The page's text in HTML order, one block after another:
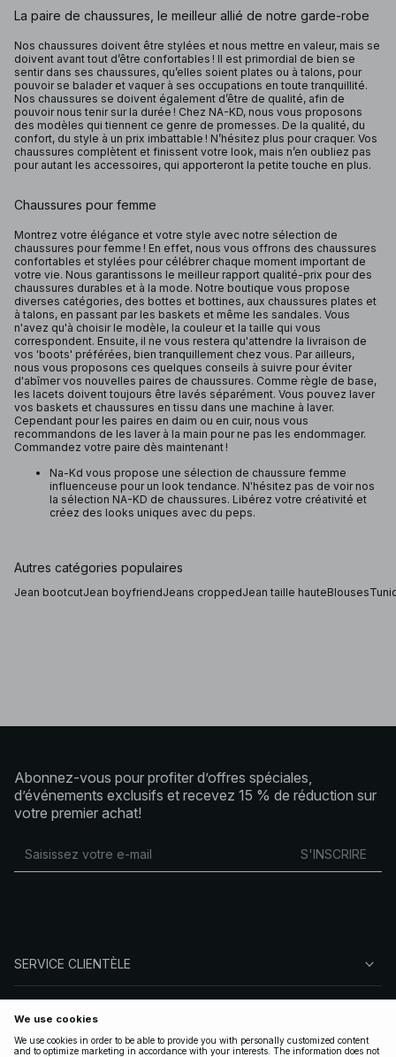
La paire de chaussures, le meilleur allié de notre garde-robe
Nos chaussures doivent être stylées et nous mettre en valeur, mais se
doivent avant tout d’être confortables ! Il est primordial de bien se
sentir dans ses chaussures, qu’elles soient plates ou à talons, pour
pouvoir se balader et vaquer à ses occupations en toute tranquillité.
Nos chaussures se doivent également d’être de qualité, afin de
pouvoir nous tenir sur la durée ! Chez NA-KD, nous vous proposons
des modèles qui tiennent ce genre de promesses. De la qualité, du
confort, du style à un prix imbattable ! N’hésitez plus pour craquer. Vos
chaussures complètent et finissent votre look, mais n’en oubliez pas
pour autant les accessoires, qui apporteront la petite touche en plus.
Chaussures pour femme
Montrez votre élégance et votre style avec notre sélection de
chaussures pour femme ! En effet, nous vous offrons des chaussures
confortables et stylées pour célébrer chaque moment important de
votre vie. Nous garantissons le meilleur rapport qualité-prix pour des
chaussures durables et à la mode. Notre boutique vous propose
diverses catégories, des bottes et bottines, aux chaussures plates et
à talons, en passant par les baskets et même les sandales. Vous
n'avez qu'à choisir le modèle, la couleur et la taille qui vous
correspondent. Ensuite, il ne vous restera qu'attendre la livraison de
vos 'boots' préférées, bien tranquillement chez vous. Par ailleurs,
nous vous proposons ces quelques conseils à suivre pour éviter
d'abîmer vos nouvelles paires de chaussures. Comme règle de base,
les lacets doivent toujours être lavés séparément. Vous pouvez laver
vos baskets et chaussures en tissu dans une machine à laver.
Cependant pour les paires en daim ou en cuir, nous vous
recommandons de les laver à la main pour ne pas les endommager.
Commandez votre paire dès maintenant !
Na-Kd vous propose une sélection de chaussure femme
influenceuse pour un look tendance. N'hésitez pas de voir nos
la sélection NA-KD de chaussures. Libérez votre créativité et
créez des looks uniques avec du peps.
Autres catégories populaires
Jean bootcutJean boyfriendJeans croppedJean taille hauteBlouses
Abonnez-vous pour profiter d’offres spéciales,
d’événements exclusifs et recevez 15 % de réduction sur
votre premier achat!
S'INSCRIRE
SERVICE CLIENTÈLE
SUIVEZ-NOUS